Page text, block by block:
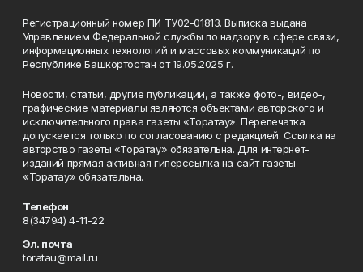
Регистрационный номер ПИ ТУ02-01813. Выписка выдана
Управлением Федеральной службы по надзору в сфере связи,
информационных технологий и массовых коммуникаций по
Республике Башкортостан от 19.05.2025 г.
Новости, статьи, другие публикации, а также фото-, видео-,
графические материалы являются объектами авторского и
исключительного права газеты «Торатау». Перепечатка
допускается только по согласованию с редакцией. Ссылка на
авторство газеты «Торатау» обязательна. Для интернет-
изданий прямая активная гиперссылка на сайт газеты
«Торатау» обязательна.
Телефон
8(34794) 4-11-22
Эл. почта
toratau@mail.ru